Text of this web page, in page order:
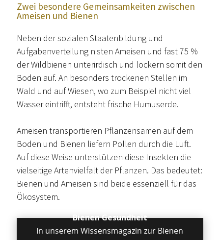
Zwei besondere Gemeinsamkeiten zwischen
Ameisen und Bienen
Neben der sozialen Staatenbildung und
Aufgabenverteilung nisten Ameisen und fast 75 %
der Wildbienen unterirdisch und lockern somit den
Boden auf. An besonders trockenen Stellen im
Wald und auf Wiesen, wo zum Beispiel nicht viel
Wasser eintrifft, entsteht frische Humuserde.
Ameisen transportieren Pflanzensamen auf dem
Boden und Bienen liefern Pollen durch die Luft.
Auf diese Weise unterstützen diese Insekten die
vielseitige Artenvielfalt der Pflanzen. Das bedeutet:
Bienen und Ameisen sind beide essenziell für das
Ökosystem.
Bienen Gesundheit
In unserem Wissensmagazin zur Bienen